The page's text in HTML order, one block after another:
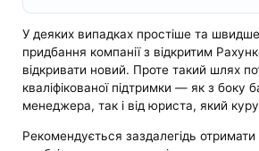
У деяких випадках простіше та
придбання компанії з відкритим
відкривати новий. Проте такий шлях
кваліфікованої підтримки — як з боку
менеджера, так і від юриста, який
Рекомендується заздалегідь отримати